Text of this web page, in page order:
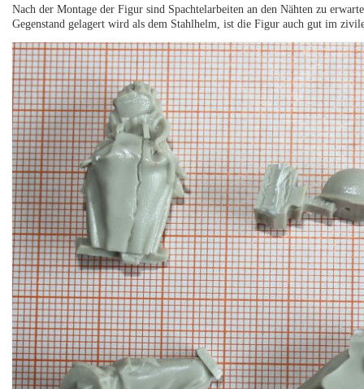
Nach der Montage der Figur sind Spachtelarbeiten an den Nähten zu
Gegenstand gelagert wird als dem Stahlhelm, ist die Figur auch gut im